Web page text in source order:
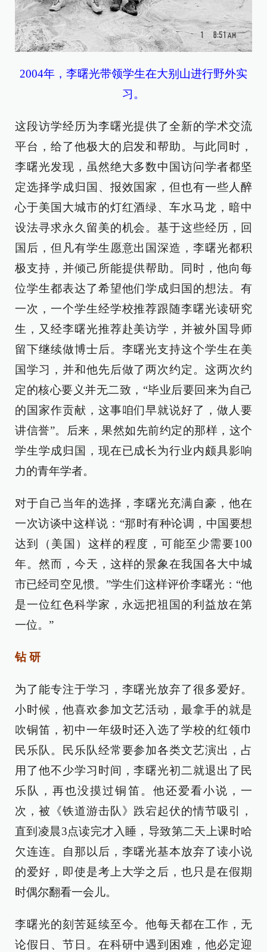
2004年，李曙光带领学生在大别山进行野外实
习。
这段访学经历为李曙光提供了全新的学术交流
平台，给了他极大的启发和帮助。与此同时，
李曙光发现，虽然绝大多数中国访问学者都坚
定选择学成归国、报效国家，但也有一些人醉
心于美国大城市的灯红酒绿、车水马龙，暗中
设法寻求永久留美的机会。基于这些经历，回
国后，但凡有学生愿意出国深造，李曙光都积
极支持，并倾己所能提供帮助。同时，他向每
位学生都表达了希望他们学成归国的想法。有
一次，一个学生经学校推荐跟随李曙光读研究
生，又经李曙光推荐赴美访学，并被外国导师
留下继续做博士后。李曙光支持这个学生在美
国学习，并和他先后做了两次约定。这两次约
定的核心要义并无二致，“毕业后要回来为自己
的国家作贡献，这事咱们早就说好了，做人要
讲信誉”。后来，果然如先前约定的那样，这个
学生学成归国，现在已成长为行业内颇具影响
力的青年学者。
对于自己当年的选择，李曙光充满自豪，他在
一次访谈中这样说：“那时有种论调，中国要想
达到（美国）这样的程度，可能至少需要100
年。然而，今天，这样的景象在我国各大中城
市已经司空见惯。”学生们这样评价李曙光：“他
是一位红色科学家，永远把祖国的利益放在第
一位。”
钻 研
为了能专注于学习，李曙光放弃了很多爱好。
小时候，他喜欢参加文艺活动，最拿手的就是
吹铜笛，初中一年级时还入选了学校的红领巾
民乐队。民乐队经常要参加各类文艺演出，占
用了他不少学习时间，李曙光初二就退出了民
乐队，再也没摸过铜笛。他还爱看小说，一
次，被《铁道游击队》跌宕起伏的情节吸引，
直到凌晨3点读完才入睡，导致第二天上课时哈
欠连连。自那以后，李曙光基本放弃了读小说
的爱好，即使是考上大学之后，也只是在假期
时偶尔翻看一会儿。
李曙光的刻苦延续至今。他每天都在工作，无
论假日、节日。在科研中遇到困难，他必定迎